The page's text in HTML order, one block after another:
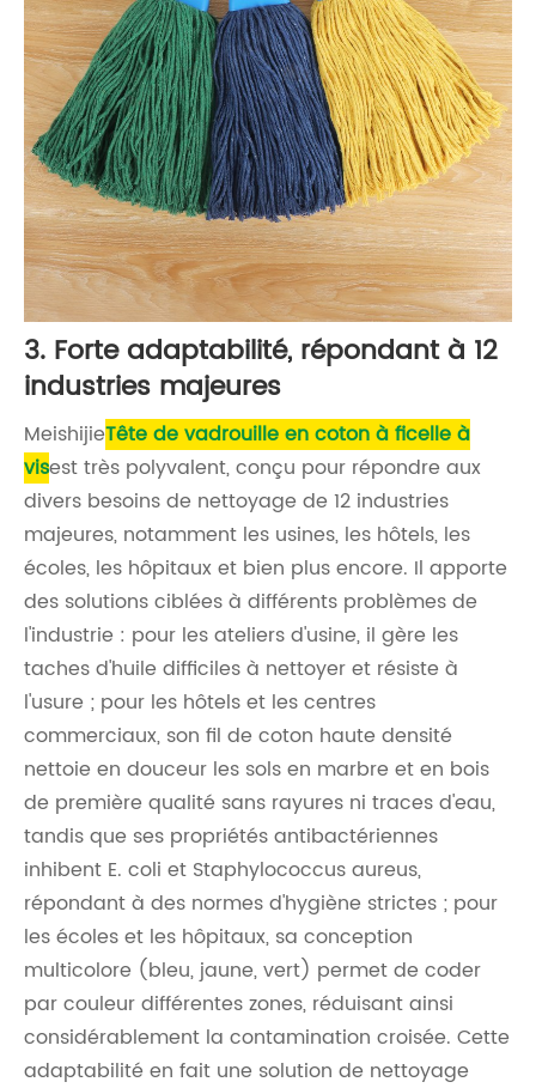
3. Forte adaptabilité, répondant à 12
industries majeures
MeishijieTête de vadrouille en coton à ficelle à
visest très polyvalent, conçu pour répondre aux
divers besoins de nettoyage de 12 industries
majeures, notamment les usines, les hôtels, les
écoles, les hôpitaux et bien plus encore. Il apporte
des solutions ciblées à différents problèmes de
l'industrie : pour les ateliers d'usine, il gère les
taches d'huile difficiles à nettoyer et résiste à
l'usure ; pour les hôtels et les centres
commerciaux, son fil de coton haute densité
nettoie en douceur les sols en marbre et en bois
de première qualité sans rayures ni traces d'eau,
tandis que ses propriétés antibactériennes
inhibent E. coli et Staphylococcus aureus,
répondant à des normes d'hygiène strictes ; pour
les écoles et les hôpitaux, sa conception
multicolore (bleu, jaune, vert) permet de coder
par couleur différentes zones, réduisant ainsi
considérablement la contamination croisée. Cette
adaptabilité en fait une solution de nettoyage